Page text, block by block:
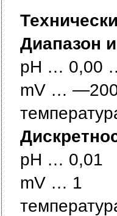
Диапазон
рН … 0,00
mV …
рН … 0,01
mV … 1